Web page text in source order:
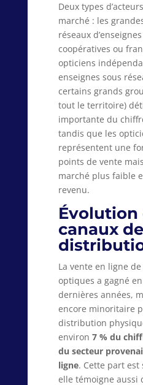
Deux types
marché : les
réseaux
coopératives ou
opticiens
enseignes sous
certains grands
tout le territoire)
importante du
tandis que les
représentent une
points de vente
marché plus faible
revenu.
Évolution
canaux de
La vente en ligne
optiques a gagné
dernières années,
encore minoritaire
distribution
environ 7 % du
du secteur
ligne. Cette part est
elle témoigne aussi